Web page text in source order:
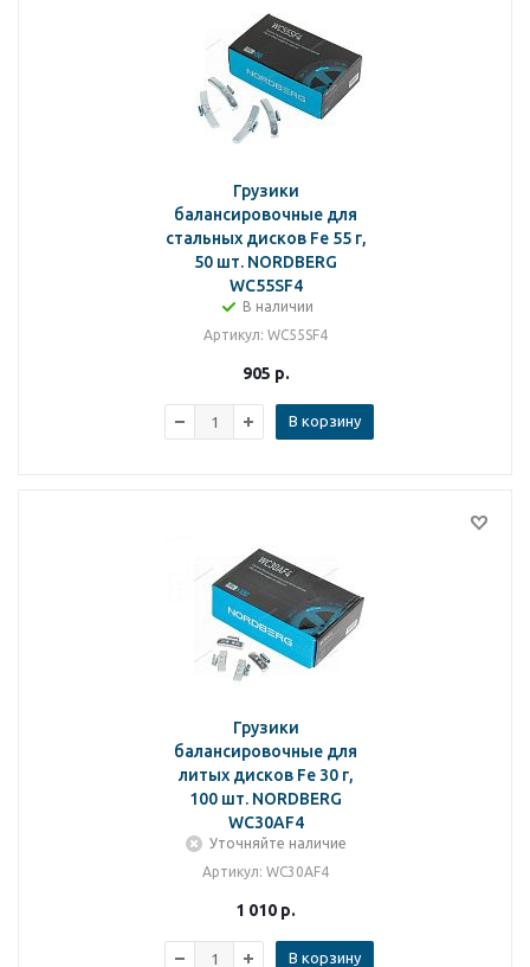
Грузики
балансировочные для
стальных дисков Fe 55 г,
50 шт. NORDBERG
WC55SF4
В наличии
Артикул: WC55SF4
905 р.
В корзину
Грузики
балансировочные для
литых дисков Fe 30 г,
100 шт. NORDBERG
WC30AF4
Уточняйте наличие
Артикул: WC30AF4
1 010 р.
В корзину